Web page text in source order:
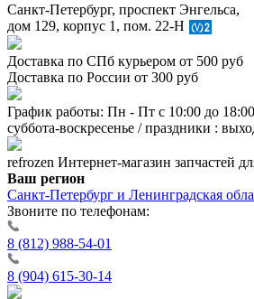
Санкт-Петербург, проспект Энгельса,
дом 129, корпус 1, пом. 22-Н
Доставка по СПб курьером от 500 руб
Доставка по России от 300 руб
График работы: Пн - Пт с 10:00 до 18:00
суббота-воскресенье / праздники :
refrozen Интернет-магазин запчастей
Ваш регион
Санкт-Петербург и Ленинградская
Звоните по телефонам:
8 (812) 988-54-01
8 (904) 615-30-14